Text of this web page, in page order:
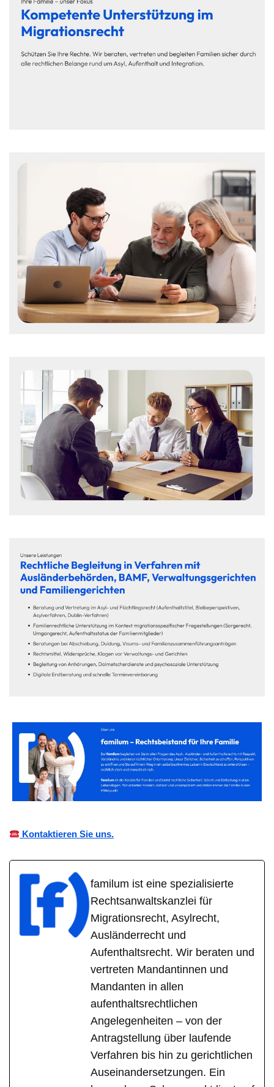
Kontaktieren Sie uns.
familum ist eine spezialisierte
Rechtsanwaltskanzlei für
Migrationsrecht, Asylrecht,
Ausländerrecht und
Aufenthaltsrecht. Wir beraten und
vertreten Mandantinnen und
Mandanten in allen
aufenthaltsrechtlichen
Angelegenheiten – von der
Antragstellung über laufende
Verfahren bis hin zu gerichtlichen
Auseinandersetzungen. Ein